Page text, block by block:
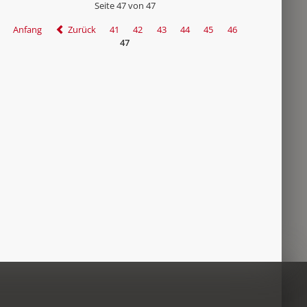
Seite 47 von 47
Anfang
Zurück 41 42 43 44 45
46
47